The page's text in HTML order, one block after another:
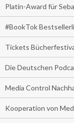
Platin-Award für
#BookTok
Tickets
Die Deutschen
Media Control
Kooperation von